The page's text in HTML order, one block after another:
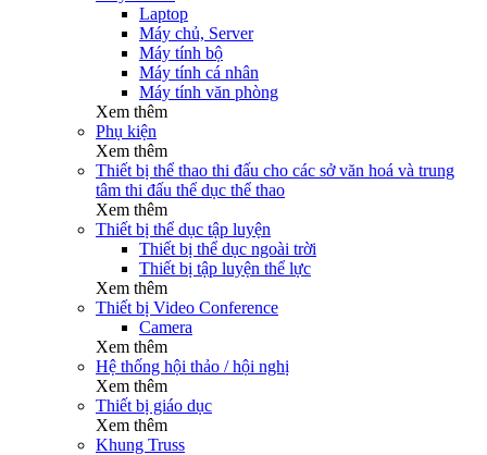
Laptop
Máy chủ, Server
Máy tính bộ
Máy tính cá nhân
Máy tính văn phòng
Xem thêm
Phụ kiện
Xem thêm
Thiết bị thể thao thi đấu cho các sở văn hoá và trung
tâm thi đấu thể dục thể thao
Xem thêm
Thiết bị thể dục tập luyện
Thiết bị thể dục ngoài trời
Thiết bị tập luyện thể lực
Xem thêm
Thiết bị Video Conference
Camera
Xem thêm
Hệ thống hội thảo / hội nghị
Xem thêm
Thiết bị giáo dục
Xem thêm
Khung Truss